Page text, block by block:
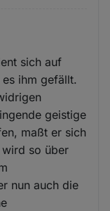
sich auf
ihm gefällt.
geistige
maßt er sich
so über
nun auch die